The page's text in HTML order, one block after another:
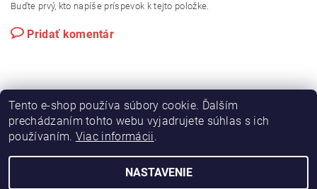
Buďte prvý, kto napíše príspevok k tejto položke.
Pridať komentár
Výroba hydraulických hadíc
Tento e-shop používa súbory cookie. Ďalším
prechádzaním tohto webu vyjadrujete súhlas s ich
používaním. Viac informácii.
NASTAVENIE